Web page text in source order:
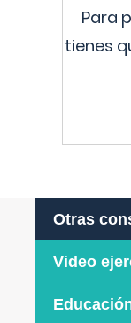
Para
tienes
Otras
Video